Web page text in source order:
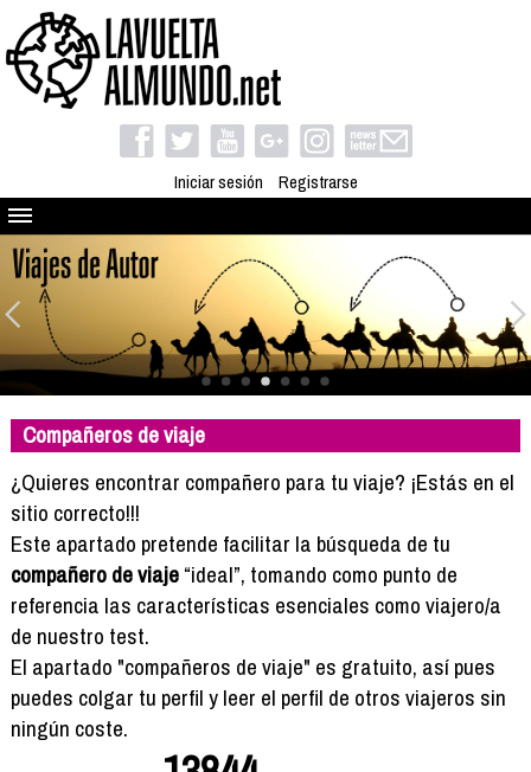
Iniciar sesión Registrarse
Quienes somos
El proyecto
Blog
Viaja con nosotros
Camino solidario
Libros
Compañeros de viaje
Formación
Info viajeros
Contactar
Compañeros de viaje
¿Quieres encontrar compañero para tu viaje? ¡Estás en el
sitio correcto!!!
Este apartado pretende facilitar la búsqueda de tu
compañero de viaje“ideal”, tomando como punto de
referencia las características esenciales como viajero/a
de nuestro test.
El apartado "compañeros de viaje" es gratuito, así pues
puedes colgar tu perfil y leer el perfil de otros viajeros sin
ningún coste.